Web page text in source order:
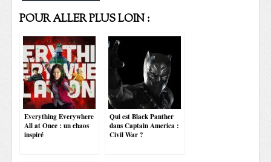
POUR ALLER PLUS LOIN :
Everything Everywhere
All at Once : un chaos
inspiré
Qui est Black Panther
dans Captain America :
Civil War ?